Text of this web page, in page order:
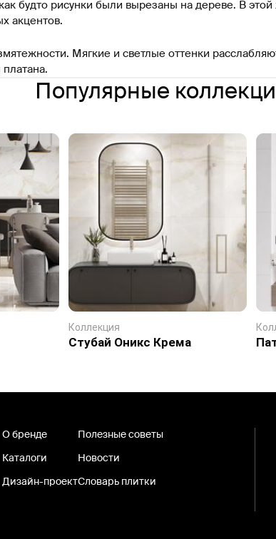
будто рисунки были вырезаны на дереве. В
акцентов.
Мягкие и светлые оттенки
Популярные
Коллекция
Стубай Оникс Крема
О бренде
Каталоги
Дизайн-проект
Полезные советы
Новости
Словарь плитки